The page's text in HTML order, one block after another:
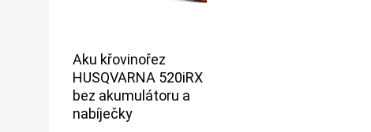
Aku křovinořez
HUSQVARNA 520iRX
bez akumulátoru a
nabíječky